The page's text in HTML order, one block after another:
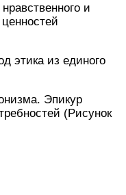
и
этика из единого
Эпикур
(Рисунок